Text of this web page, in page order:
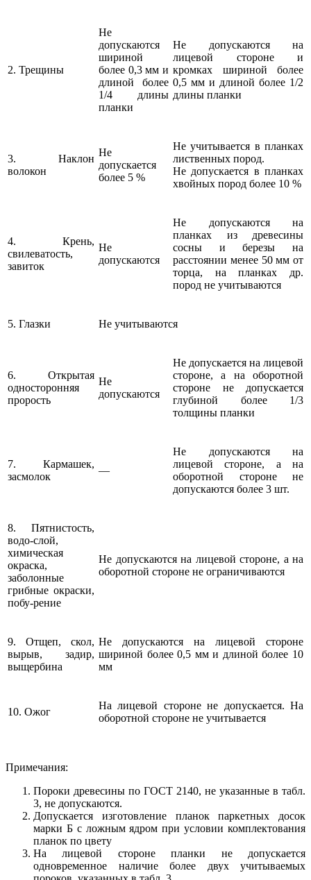
2. Трещины
Не
допускаются
шириной
более 0,3 мм и
длиной более
1/4 длины
планки
Не допускаются на
лицевой стороне и
кромках шириной более
0,5 мм и длиной более 1/2
длины планки
3. Наклон
волокон
Не
допускается
более 5 %
Не учитывается в планках
лиственных пород.
Не допускается в планках
хвойных пород более 10 %
4. Крень,
свилеватость,
завиток
Не
допускаются
Не допускаются на
планках из древесины
сосны и березы на
расстоянии менее 50 мм от
торца, на планках др.
пород не учитываются
5. Глазки Не учитываются
6. Открытая
односторонняя
прорость
Не
допускаются
Не допускается на лицевой
стороне, а на оборотной
стороне не допускается
глубиной более 1/3
толщины планки
7. Кармашек,
засмолок
—
Не допускаются на
лицевой стороне, а на
оборотной стороне не
допускаются более 3 шт.
8. Пятнистость,
водо-слой,
химическая
окраска,
заболонные
грибные окраски,
побу-рение
Не допускаются на лицевой стороне, а на
оборотной стороне не ограничиваются
9. Отщеп, скол,
вырыв, задир,
выщербина
Не допускаются на лицевой стороне
шириной более 0,5 мм и длиной более 10
мм
10. Ожог
На лицевой стороне не допускается. На
оборотной стороне не учитывается
Примечания:
Пороки древесины по ГОСТ 2140, не указанные в табл.
3, не допускаются.
Допускается изготовление планок паркетных досок
марки Б с ложным ядром при условии комплектования
планок по цвету
На лицевой стороне планки не допускается
одновременное наличие более двух учитываемых